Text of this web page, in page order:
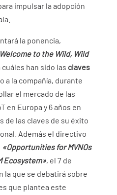
impulsar la adopción
la ponencia,
to the Wild, Wild
han sido las claves
a la compañía, durante
el mercado de las
en Europa y 6 años en
de las claves de su éxito
Además el directivo
«Opportunities for MVNOs
Ecosystem», el 7 de
la que se debatirá sobre
que plantea este